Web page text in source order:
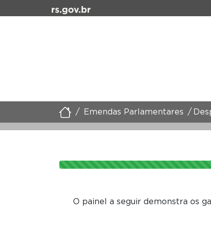
Emendas Parlamentares
O painel a seguir demonstra os